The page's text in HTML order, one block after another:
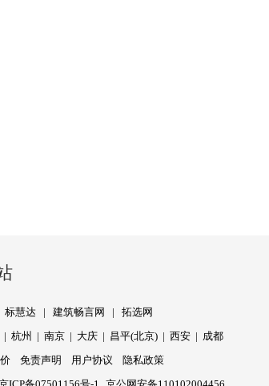
标慧达 |建筑畅言网 |拓选网
|杭州 |南京 | 大庆 | 昌平(北京) |西安 | 成都
免责声明 用户协议
隐私政策